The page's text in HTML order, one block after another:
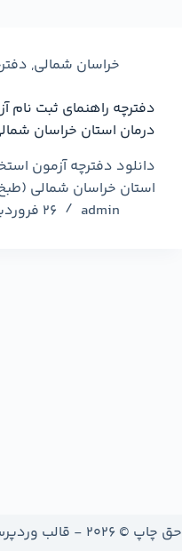
خراسان شمالی,
دفترچه راهنمای ثبت نام
درمان استان خراسان
دانلود دفترچه آزمون
استان خراسان شمالی
admin
26 فروردین 1405
حق چاپ © 2026 - قالب وردپرس توسط